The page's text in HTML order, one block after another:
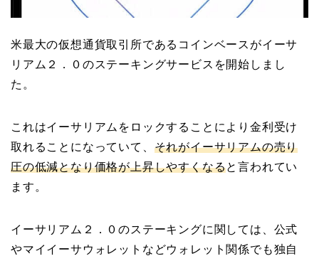
米最大の仮想通貨取引所であるコインベースがイーサ
リアム２．０のステーキングサービスを開始しまし
た。
これはイーサリアムをロックすることにより金利受け
取れることになっていて、 それがイーサリアムの売り
圧の低減となり価格が上昇しやすくなると言われてい
ます。
イーサリアム２．０のステーキングに関しては、公式
やマイイーサウォレットなどウォレット関係でも独自